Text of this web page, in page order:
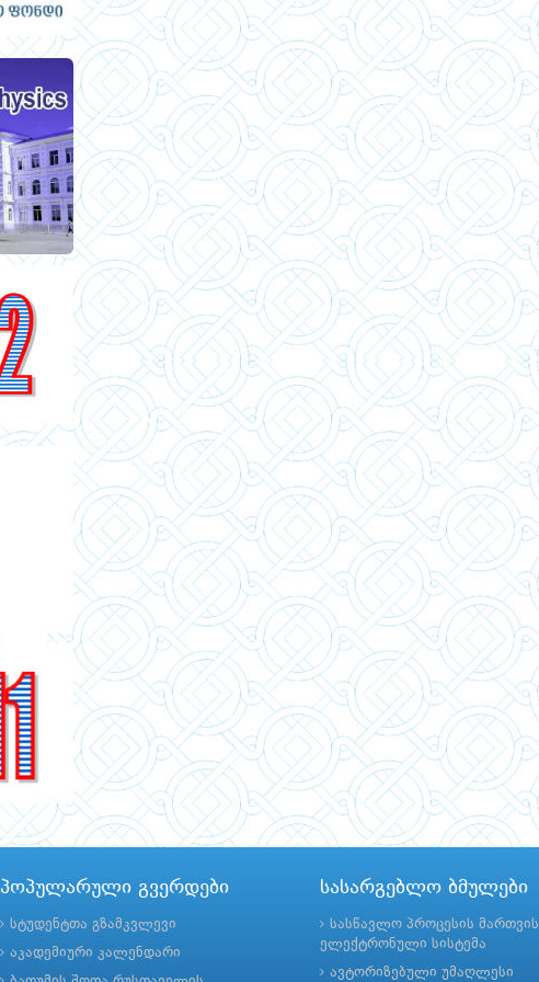
პოპულარული გვერდები
სტუდენტთა გზამკვლევი
აკადემიური კალენდარი
სასარგებლო ბმულები
სასწავლო პროცესის მართვის
ელექტრონული სისტემა
ავტორიზებული უმაღლესი